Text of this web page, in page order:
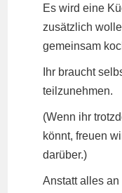
Es wird eine
zusätzlich
gemeinsam
Ihr braucht
teilzunehmen.
(Wenn ihr
könnt, freuen
darüber.)
Anstatt alles